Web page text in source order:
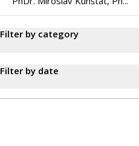
Filter by category
Filter by date